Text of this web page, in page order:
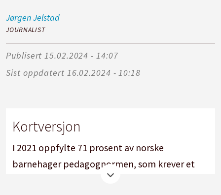
JørgenJelstad
JOURNALIST
Publisert
15.02.2024 - 14:07
Sist oppdatert
16.02.2024 - 10:18
Kortversjon
I 2021 oppfylte 71 prosent av norske
barnehager pedagognormen, som krever et
maks antall barn per pedagogisk leder.